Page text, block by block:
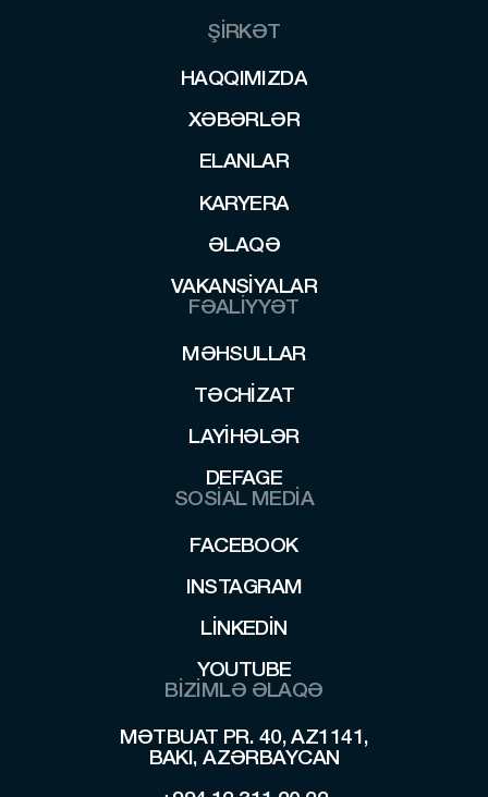
ŞİRKƏT
HAQQIMIZDA
XƏBƏRLƏR
ELANLAR
KARYERA
ƏLAQƏ
VAKANSIYALAR
VAKANSIYALAR
FƏALİYYƏT
MƏHSULLAR
TƏCHIZAT
LAYİHƏLƏR
DEFAGE
DEFAGE
SOSİAL MEDİA
FACEBOOK
INSTAGRAM
LINKEDIN
YOUTUBE
YOUTUBE
BİZİMLƏ ƏLAQƏ
MƏTBUAT PR. 40, AZ1141,
BAKI, AZƏRBAYCAN